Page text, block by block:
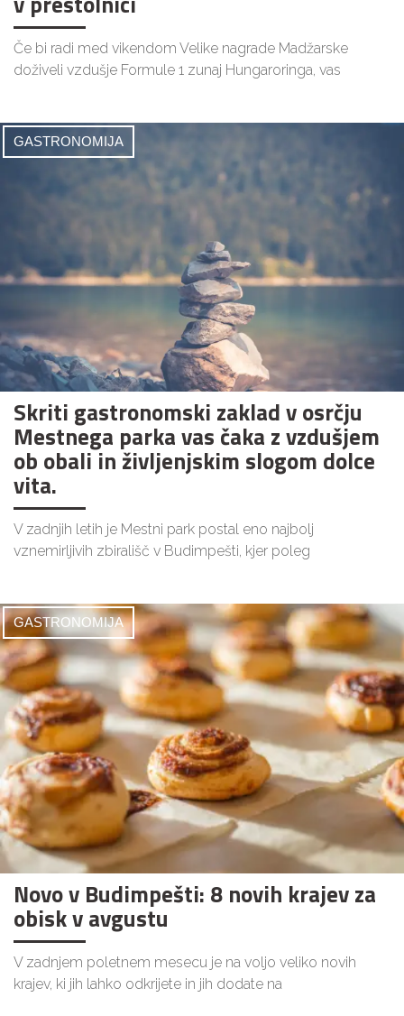
Če bi radi med vikendom Velike nagrade Madžarske
doživeli vzdušje Formule 1 zunaj Hungaroringa, vas
GASTRONOMIJA
Skriti gastronomski zaklad v osrčju
Mestnega parka vas čaka z vzdušjem
ob obali in življenjskim slogom dolce
vita.
V zadnjih letih je Mestni park postal eno najbolj
vznemirljivih zbirališč v Budimpešti, kjer poleg
GASTRONOMIJA
Novo v Budimpešti: 8 novih krajev za
obisk v avgustu
V zadnjem poletnem mesecu je na voljo veliko novih
krajev, ki jih lahko odkrijete in jih dodate na